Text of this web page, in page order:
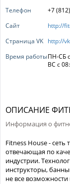
Телефон
+7
Сайт
http://
Страница VK http://
Время работыПН-СБ
ВС с
ОПИСАНИЕ
Информация о
Fitness House -
отвечающая по
индустрии.
инструкторы,
не все возможности